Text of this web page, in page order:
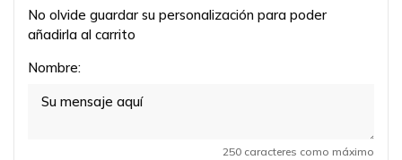
No olvide guardar su personalización para poder
añadirla al carrito
Nombre:
250 caracteres como máximo